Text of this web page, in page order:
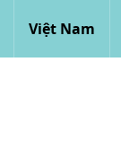
Việt Nam